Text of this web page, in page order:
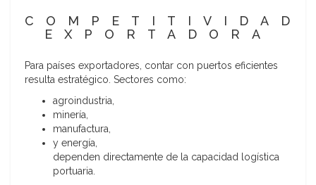
COMPETITIVIDAD
EXPORTADORA
Para países exportadores, contar con puertos eficientes
resulta estratégico. Sectores como:
agroindustria,
minería,
manufactura,
y energía,
dependen directamente de la capacidad logística
portuaria.